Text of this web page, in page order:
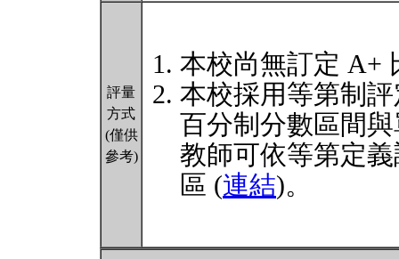
評量
方式
(僅供
參考)
本校尚無訂定 A+
本校採用等第制
百分制分數區間
教師可依等第定
區 (連結)。